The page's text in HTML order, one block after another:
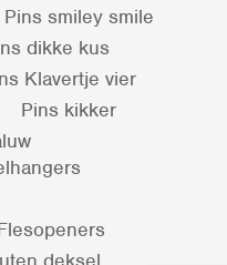
Pins smiley smile
dikke kus
Klavertje vier
Pins kikker